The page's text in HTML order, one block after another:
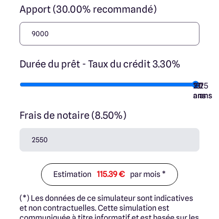
Apport (30.00% recommandé)
Durée du prêt - Taux du crédit 3.30%
7
ans
10
ans
15
ans
20
ans
25
ans
Frais de notaire (8.50%)
Estimation 115.39 € par mois *
(*) Les données de ce simulateur sont indicatives
et non contractuelles. Cette simulation est